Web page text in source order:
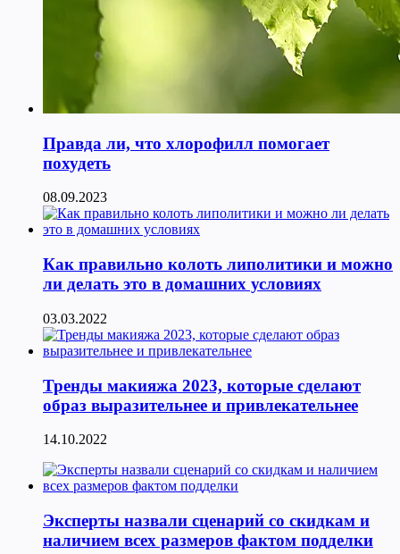
Правда ли, что хлорофилл помогает
похудеть
08.09.2023
Как правильно колоть липолитики и можно
ли делать это в домашних условиях
03.03.2022
Тренды макияжа 2023, которые сделают
образ выразительнее и привлекательнее
14.10.2022
Эксперты назвали сценарий со скидкам и
наличием всех размеров фактом подделки